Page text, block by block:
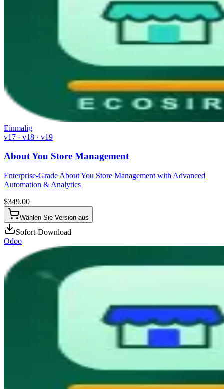
Einmalig
v17 · v18 · v19
About You Store Management
Enterprise-Grade About You Store Management with Advanced
Automation & Analytics
$349.00
Wählen Sie Version aus
Sofort-Download
Odoo